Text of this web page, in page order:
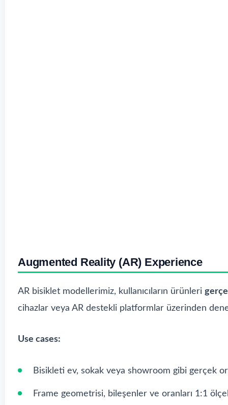
Augmented Reality (AR) Experience
AR bisiklet modellerimiz, kullanıcıların ürünleri
cihazlar veya AR destekli platformlar üzerinden
Use cases:
Bisikleti ev, sokak veya showroom gibi gerçek
Frame geometrisi, bileşenler ve oranları 1:1